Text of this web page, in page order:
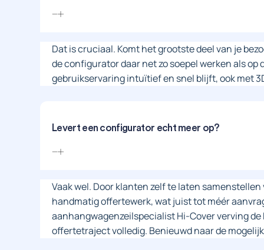
Dat is cruciaal. Komt het grootste deel van je
de configurator daar net zo soepel werken als op
gebruikservaring intuïtief en snel blijft, ook met
Levert een configurator echt meer op?
Vaak wel. Door klanten zelf te laten
handmatig offertewerk, wat juist tot méér
aanhangwagenzeilspecialist Hi-Cover verving
offertetraject volledig. Benieuwd naar de